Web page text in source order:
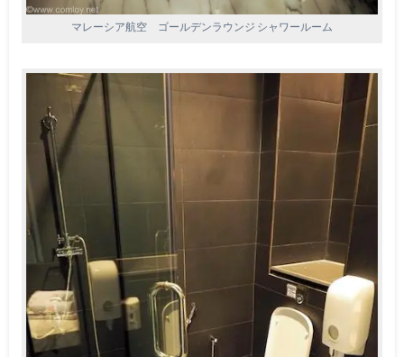
マレーシア航空 ゴールデンラウンジ シャワールーム